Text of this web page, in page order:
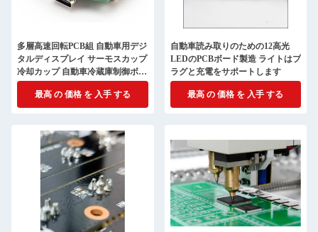
多層高速回転PCB組 自動車用デジ
タルディスプレイ サーモスカップ
冷却カップ 自動車冷蔵庫制御ボー
ド
最高 の 価格 を 入手 する
自動車読み取りのための12高光
LEDのPCBボード製造 ライトはプ
ラグと充電をサポートします
最高 の 価格 を 入手 する